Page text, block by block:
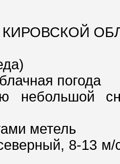
погода
небольшой
метель
8-13